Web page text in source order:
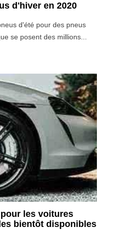
d'hiver en 2020
d'été pour des pneus
se posent des millions...
les voitures
bientôt disponibles